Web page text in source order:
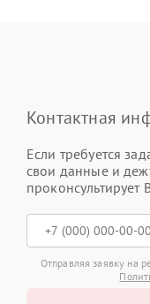
Контактная
Если требуется
свои данные и
проконсультирует
Отправляя заявку на